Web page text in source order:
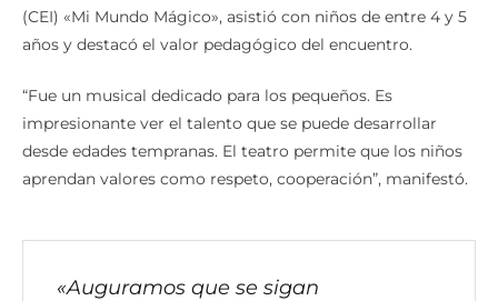
(CEI) «Mi Mundo Mágico», asistió con niños de entre 4 y 5
años y destacó el valor pedagógico del encuentro.
“Fue un musical dedicado para los pequeños. Es
impresionante ver el talento que se puede desarrollar
desde edades tempranas. El teatro permite que los niños
aprendan valores como respeto, cooperación”, manifestó.
«Auguramos que se sigan